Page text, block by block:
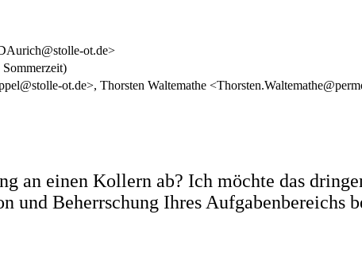
ot.de>
ot.de>, Thorsten Waltemathe
an einen Kollern ab? Ich möchte das
und Beherrschung Ihres Aufgabenbereichs